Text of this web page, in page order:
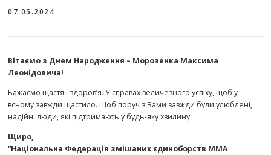
07.05.2024
Вітаємо з Днем Народження – Морозенка Максима
Леонідовича!
Бажаємо щастя і здоров’я. У справах величезного успіху, щоб у
всьому завжди щастило. Щоб поруч з Вами завжди були улюблені,
надійні люди, які підтримають у будь-яку хвилину.
Щиро,
“Національна Федерація змішаних єдиноборств ММА